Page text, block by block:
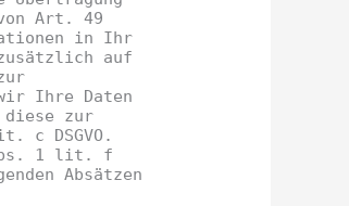
Art. 49
in Ihr
auf
Ihre Daten
zur
DSGVO.
Abs. 1 lit. f
Absätzen